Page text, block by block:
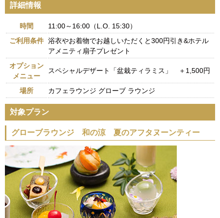
詳細情報
時間
11:00～16:00（L.O. 15:30）
ご利用条件 浴衣やお着物でお越しいただくと300円引き&ホテル
アメニティ扇子プレゼント
オプション
メニュー
スペシャルデザート「盆栽ティラミス」 ＋1,500円
場所 カフェラウンジ グローブ ラウンジ
対象プラン
グローブラウンジ 和の涼 夏のアフタヌーンティー